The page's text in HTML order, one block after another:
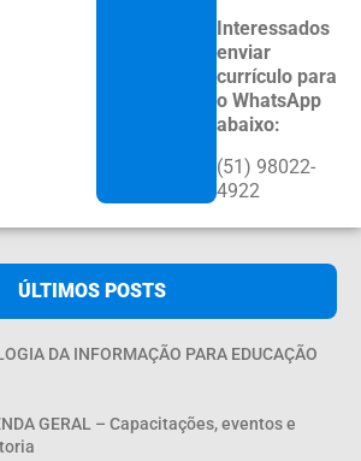
Interessados
enviar
currículo para
o WhatsApp
abaixo:
(51) 98022-
4922
ÚLTIMOS POSTS
DA INFORMAÇÃO PARA EDUCAÇÃO
GERAL – Capacitações, eventos e